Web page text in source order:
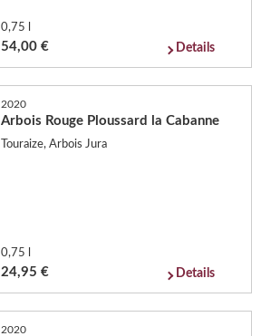
0,75 l
54,00 € Details
2020
Arbois Rouge Ploussard la Cabanne
Touraize, Arbois Jura
0,75 l
24,95 € Details
2020